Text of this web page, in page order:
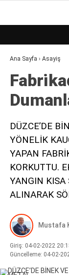
GALERİ
DÜNYA
EKONOMI
GÜNDEM
KÜLÜR – SANAT
MAGAZIN
SAĞLIK
POLITIKA
ASAYIŞ
DIĞER
Ana Sayfa › Asayiş
DÜZCE’DE
YÖNELİK
YAPAN
KORKUTTU.
YANGIN KISA
ALINARAK
Mustafa
Giriş: 04-02-2022
Güncelleme: 04-02-